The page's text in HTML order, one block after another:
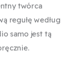
twórca
regułę według
samo jest tą